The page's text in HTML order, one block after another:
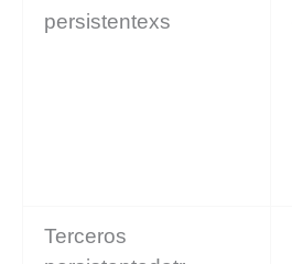
persistentexs
Terceros